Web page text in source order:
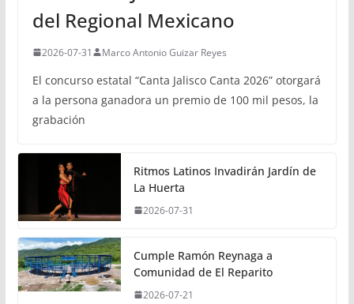
del Regional Mexicano
2026-07-31 Marco Antonio Guizar Reyes
El concurso estatal “Canta Jalisco Canta 2026” otorgará
a la persona ganadora un premio de 100 mil pesos, la
grabación
Ritmos Latinos Invadirán Jardín de
La Huerta
2026-07-31
Cumple Ramón Reynaga a
Comunidad de El Reparito
2026-07-21